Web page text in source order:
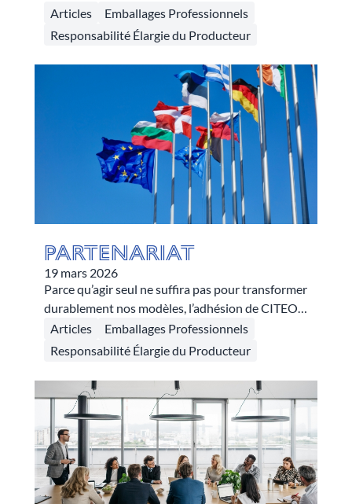
organismes seront potentiellement agréés dès
juillet 2026. Pour que cette pluralité profite à
organisme coordonnateur, l’OCAEPRO, verra le
jour. Voici ce qu'il faut comprendre de son
fonctionnement et de ses missions.
Articles
Emballages Professionnels
Responsabilité Élargie du Producteur
Partenariat
19 mars 2026
Parce qu’agir seul ne suffira pas pour transformer
durablement nos modèles, l’adhésion de CITEO
et CITEO PRO à EXPRA marque une étape
stratégique dans la construction de la REP des
plaider en faveur de l’harmonisation et la
simplification européenne, et de la performance
économique et environnementale. Retour sur les
motivations de notre adhésion à cette
association d’éco-organismes européens et
internationaux.
Articles
Emballages Professionnels
Responsabilité Élargie du Producteur